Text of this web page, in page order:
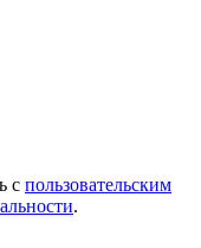
с пользовательским
.